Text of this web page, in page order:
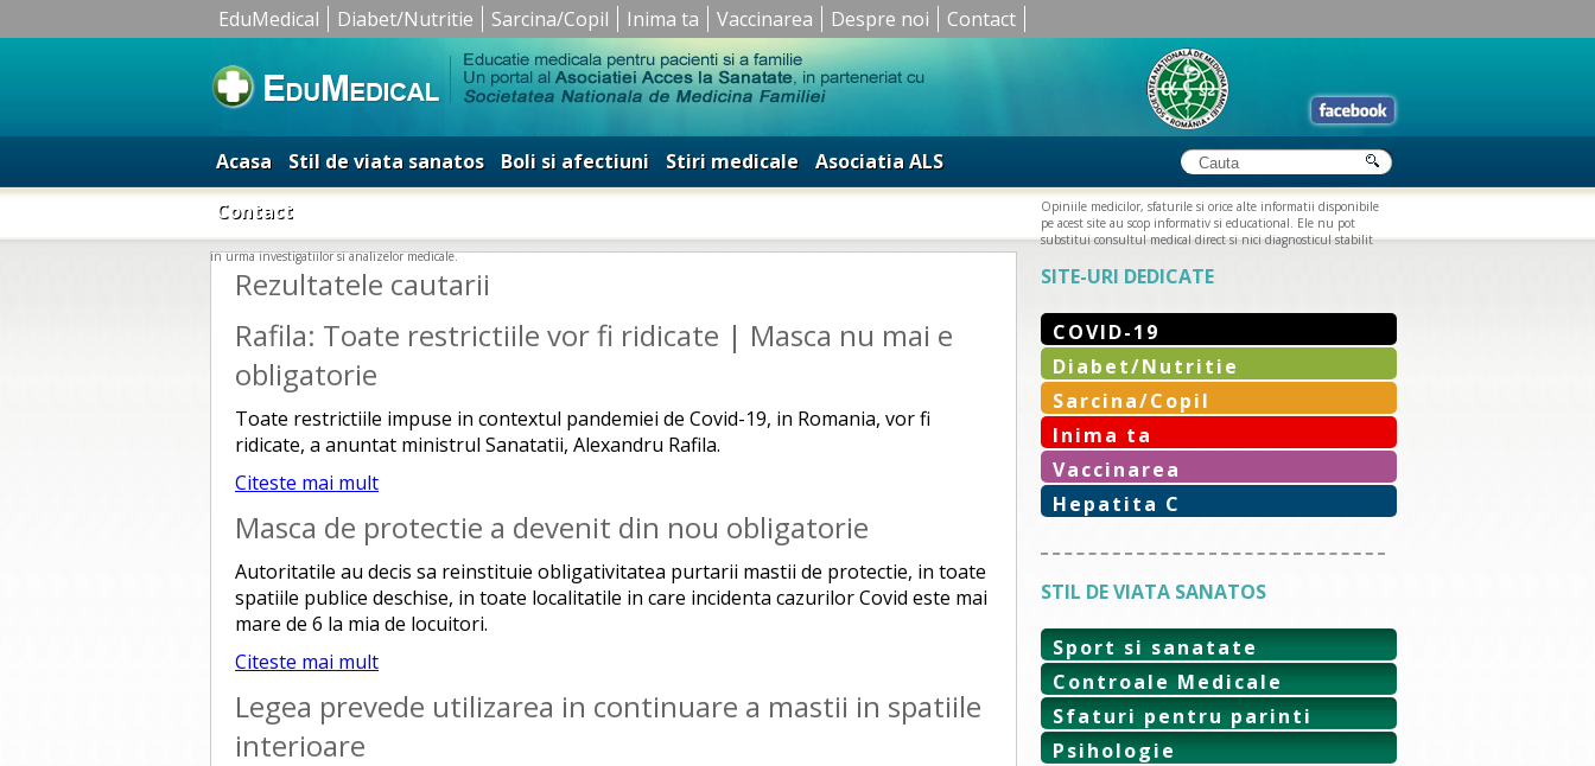
EduMedical Diabet/Nutritie Sarcina/Copil Inima ta Vaccinarea Despre noi Contact
Acasa Stil de viata sanatos Boli si afectiuni Stiri medicale
Asociatia ALS
Contact
Opiniile medicilor, sfaturile si orice alte informatii disponibile
pe acest site au scop informativ si educational. Ele nu pot
substitui consultul medical direct si nici diagnosticul stabilit
in urma investigatiilor si analizelor medicale.
Rezultatele cautarii
Rafila: Toate restrictiile vor fi ridicate | Masca nu mai e
obligatorie
Toate restrictiile impuse in contextul pandemiei de Covid-19, in Romania, vor fi
ridicate, a anuntat ministrul Sanatatii, Alexandru Rafila.
Citeste mai mult
Masca de protectie a devenit din nou obligatorie
Autoritatile au decis sa reinstituie obligativitatea purtarii mastii de protectie, in toate
spatiile publice deschise, in toate localitatile in care incidenta cazurilor Covid este mai
mare de 6 la mia de locuitori.
Citeste mai mult
Legea prevede utilizarea in continuare a mastii in spatiile
interioare
SITE-URI DEDICATE
COVID-19
Diabet/Nutritie
Sarcina/Copil
Inima ta
Vaccinarea
Hepatita C
STIL DE VIATA SANATOS
Sport si sanatate
Controale Medicale
Sfaturi pentru parinti
Psihologie